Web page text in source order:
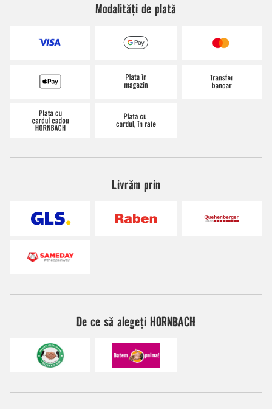
Modalități de plată
Livrăm prin
De ce să alegeți HORNBACH